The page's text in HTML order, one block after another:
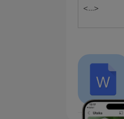
<...>